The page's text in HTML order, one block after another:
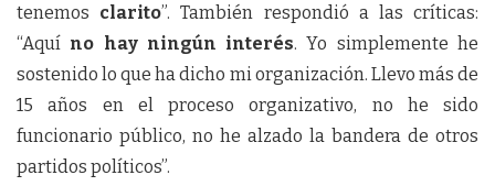
tenemos clarito”. También respondió a las críticas:
“Aquí no hay ningún interés. Yo simplemente he
sostenido lo que ha dicho mi organización. Llevo más de
15 años en el proceso organizativo, no he sido
funcionario público, no he alzado la bandera de otros
partidos políticos”.